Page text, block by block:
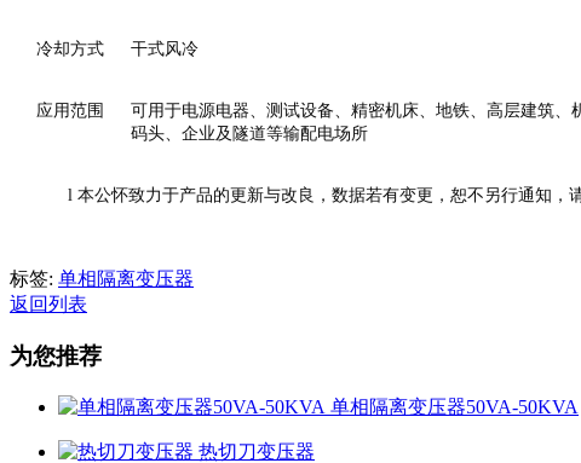
冷却方式 干式风冷
应用范围
可用于电源电器、测试设备、精密机床、地铁、高层建筑、
码头、企业及隧道等输配电场所
l 本公怀致力于产品的更新与改良，数据若有变更，恕不另行通知，
标签: 单相隔离变压器
返回列表
为您推荐
单相隔离变压器50VA-50KVA
热切刀变压器